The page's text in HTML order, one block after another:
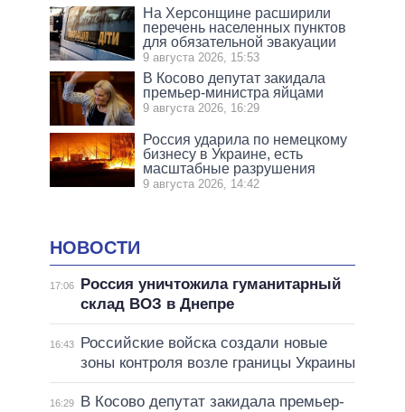
На Херсонщине расширили
перечень населенных пунктов
для обязательной эвакуации
9 августа 2026, 15:53
В Косово депутат закидала
премьер-министра яйцами
9 августа 2026, 16:29
Россия ударила по немецкому
бизнесу в Украине, есть
масштабные разрушения
9 августа 2026, 14:42
НОВОСТИ
17:06
Россия уничтожила гуманитарный
склад ВОЗ в Днепре
16:43
Российские войска создали новые
зоны контроля возле границы Украины
16:29
В Косово депутат закидала премьер-